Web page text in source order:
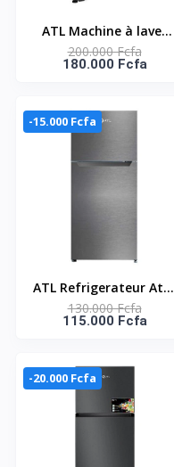
ATL Machine à laver
automatique - 8Kg -
Inverter - A+++ - 1400
200.000 Fcfa
180.000 Fcfa
-15.000 Fcfa
ATL Refrigerateur Atl -
138L - 02 Portes - Inox
& Silver ATL-2D160
130.000 Fcfa
115.000 Fcfa
-20.000 Fcfa